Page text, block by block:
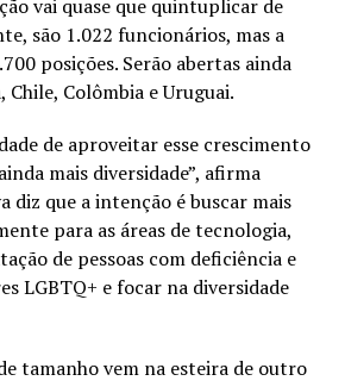
vai quase que quintuplicar de
são 1.022 funcionários, mas a
posições. Serão abertas ainda
Colômbia e Uruguai.
de aproveitar esse crescimento
mais diversidade”, afirma
diz que a intenção é buscar mais
para as áreas de tecnologia,
de pessoas com deficiência e
LGBTQ+ e focar na diversidade
tamanho vem na esteira de outro